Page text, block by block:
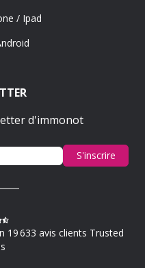
/ Ipad
d'immonot
S'inscrire
633 avis clients Trusted